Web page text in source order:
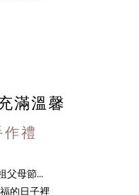
滿溫馨
禮
父母節...
的日子裡